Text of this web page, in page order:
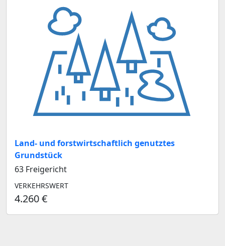
Land- und forstwirtschaftlich genutztes
Grundstück
63 Freigericht
VERKEHRSWERT
4.260 €